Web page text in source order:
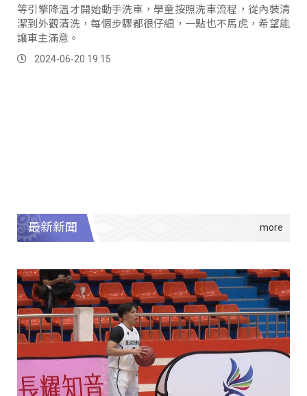
等引擎降溫才開始動手洗車，學童按照洗車流程，從內裝清
潔到外觀清洗，每個步驟都很仔細，一點也不馬虎，希望能
讓車主滿意。
2024-06-20 19:15
最新新聞